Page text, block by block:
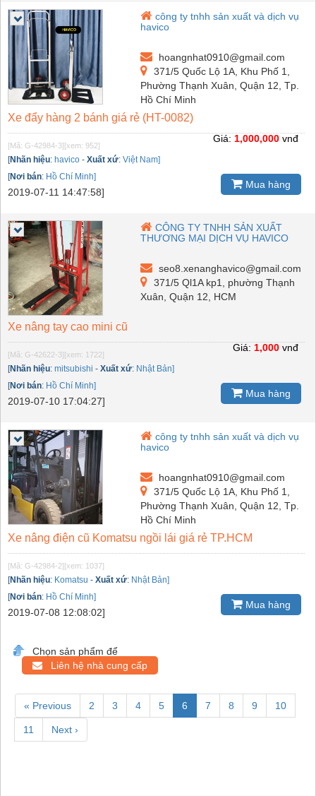
công ty tnhh sản xuất và dịch vụ
havico
hoangnhat0910@gmail.com
371/5 Quốc Lộ 1A, Khu Phố 1,
Phường Thạnh Xuân, Quận 12, Tp.
Hồ Chí Minh
Xe đẩy hàng 2 bánh giá rẻ (HT-0082)
[Mã: G-42984-3] [xem: 952]
[Nhãn hiệu: havico - Xuất xứ: Việt Nam]
[Nơi bán: Hồ Chí Minh]
2019-07-11 14:47:58]
Giá: 1,000,000 vnđ
Mua hàng
CÔNG TY TNHH SẢN XUẤT
THƯƠNG MẠI DỊCH VỤ HAVICO
seo8.xenanghavico@gmail.com
371/5 Ql1A kp1, phường Thạnh
Xuân, Quận 12, HCM
Xe nâng tay cao mini cũ
[Mã: G-42622-3] [xem: 1722]
[Nhãn hiệu: mitsubishi - Xuất xứ: Nhật Bản]
[Nơi bán: Hồ Chí Minh]
2019-07-10 17:04:27]
Giá: 1,000 vnđ
Mua hàng
công ty tnhh sản xuất và dịch vụ
havico
hoangnhat0910@gmail.com
371/5 Quốc Lộ 1A, Khu Phố 1,
Phường Thạnh Xuân, Quận 12, Tp.
Hồ Chí Minh
Xe nâng điện cũ Komatsu ngồi lái giá rẻ TP.HCM
[Mã: G-42984-2] [xem: 1037]
[Nhãn hiệu: Komatsu - Xuất xứ: Nhật Bản]
[Nơi bán: Hồ Chí Minh]
2019-07-08 12:08:02]
Mua hàng
Chọn sản phẩm để
Liên hệ nhà cung cấp
« Previous 2 3 4 5 6 7 8 9 10
11 Next ›